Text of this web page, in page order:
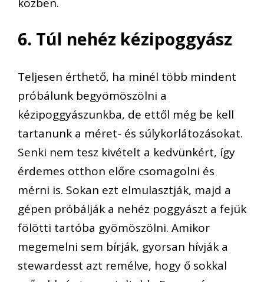
6. Túl nehéz kézipoggyász
Teljesen érthető, ha minél több mindent
próbálunk begyömöszölni a
kézipoggyászunkba, de ettől még be kell
tartanunk a méret- és súlykorlátozásokat.
Senki nem tesz kivételt a kedvünkért, így
érdemes otthon előre csomagolni és
mérni is. Sokan ezt elmulasztják, majd a
gépen próbálják a nehéz poggyászt a fejük
fölötti tartóba gyömöszölni. Amikor
megemelni sem bírják, gyorsan hívják a
stewardesst azt remélve, hogy ő sokkal